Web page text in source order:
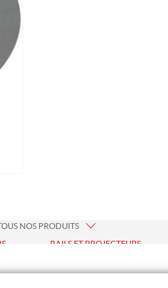
NOS PRODUITS
RAILS ET PROJECTEURS